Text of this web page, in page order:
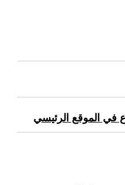
في الموقع الرئيسي